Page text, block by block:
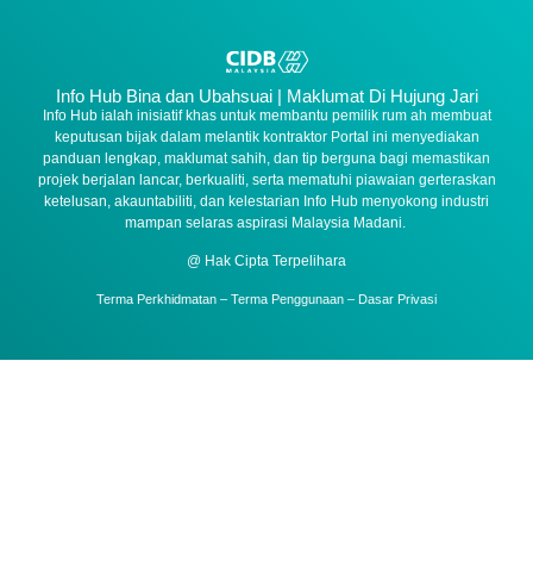
Info Hub Bina dan Ubahsuai | Maklumat Di Hujung Jari
Info Hub ialah inisiatif khas untuk membantu pemilik rum ah membuat
keputusan bijak dalam melantik kontraktor Portal ini menyediakan
panduan lengkap, maklumat sahih, dan tip berguna bagi memastikan
projek berjalan lancar, berkualiti, serta mematuhi piawaian gerteraskan
ketelusan, akauntabiliti, dan kelestarian Info Hub menyokong industri
mampan selaras aspirasi Malaysia Madani.
@ Hak Cipta Terpelihara
Terma Perkhidmatan – Terma Penggunaan – Dasar Privasi